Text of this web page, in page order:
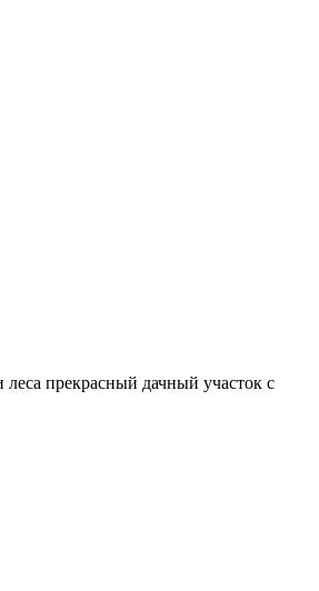
прекрасный дачный участок с